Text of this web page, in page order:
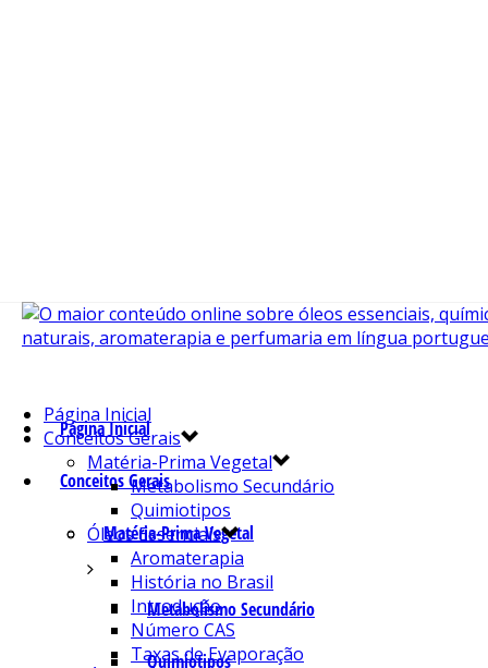
Página Inicial
Conceitos Gerais
Matéria-Prima Vegetal
Metabolismo Secundário
Quimiotipos
Página Inicial
Conceitos Gerais
Matéria-Prima Vegetal
Metabolismo Secundário
Quimiotipos
Óleos Essenciais
Aromaterapia
História no Brasil
Introdução
Número CAS
Taxas de Evaporação